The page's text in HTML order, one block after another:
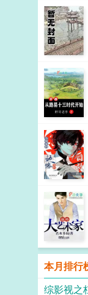
本月排行
综影视之